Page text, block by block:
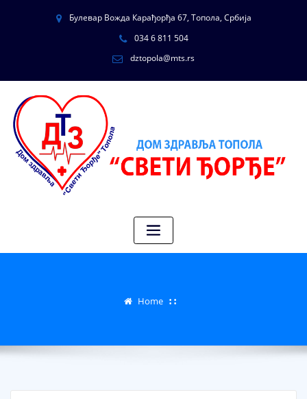
Булевар Вожда Карађорђа 67, Топола, Србија
034 6 811 504
dztopola@mts.rs
Home